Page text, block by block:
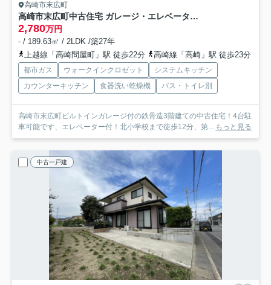
高崎市末広町
高崎市末広町中古住宅 ガレージ・エレベーター付き！
2,780万円
- / 189.63㎡ / 2LDK /築27年
上越線「高崎問屋町」駅 徒歩22分
高崎線「高崎」駅 徒歩23分
都市ガス ウォークインクロゼット
システムキッチン
カウンターキッチン
食器洗い乾燥機 バス・トイレ別
高崎市末広町ビルトインガレージ付の鉄骨造3階建ての中古住宅！4台駐
車可能です、エレベーター付！北小学校まで徒歩12分、第... もっと見る
中古一戸建